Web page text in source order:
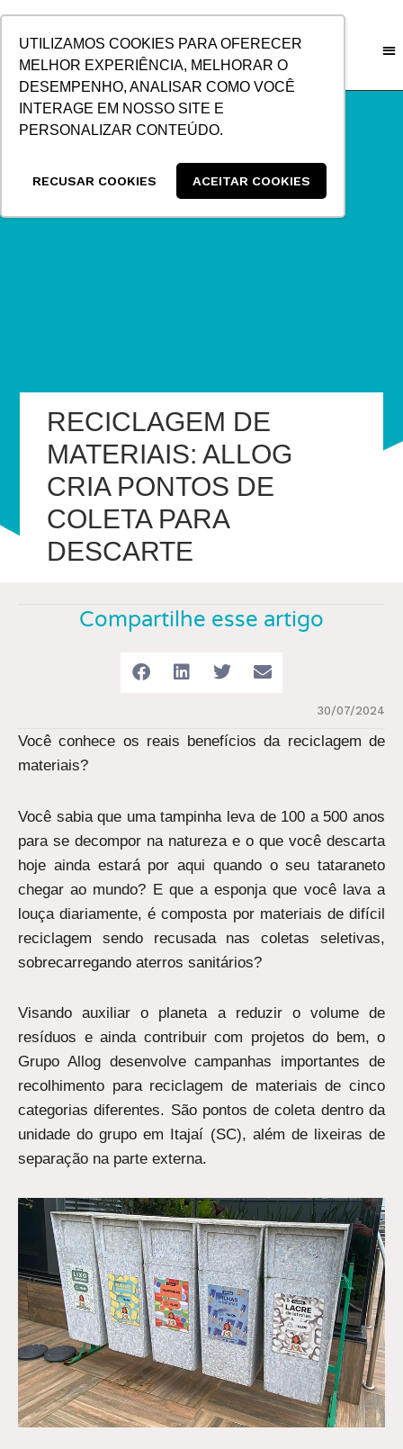
UTILIZAMOS COOKIES PARA OFERECER
MELHOR EXPERIÊNCIA, MELHORAR O
DESEMPENHO, ANALISAR COMO VOCÊ
INTERAGE EM NOSSO SITE E
PERSONALIZAR CONTEÚDO.
RECUSAR COOKIES ACEITAR COOKIES
CONTEÚDO
RECICLAGEM DE
MATERIAIS: ALLOG
CRIA PONTOS DE
COLETA PARA
DESCARTE
Compartilhe esse artigo
30/07/2024
Você conhece os reais benefícios da reciclagem de
materiais?
Você sabia que uma tampinha leva de 100 a 500 anos
para se decompor na natureza e o que você descarta
hoje ainda estará por aqui quando o seu tataraneto
chegar ao mundo? E que a esponja que você lava a
louça diariamente, é composta por materiais de difícil
reciclagem sendo recusada nas coletas seletivas,
sobrecarregando aterros sanitários?
Visando auxiliar o planeta a reduzir o volume de
resíduos e ainda contribuir com projetos do bem, o
Grupo Allog desenvolve campanhas importantes de
recolhimento para reciclagem de materiais de cinco
categorias diferentes. São pontos de coleta dentro da
unidade do grupo em Itajaí (SC), além de lixeiras de
separação na parte externa.